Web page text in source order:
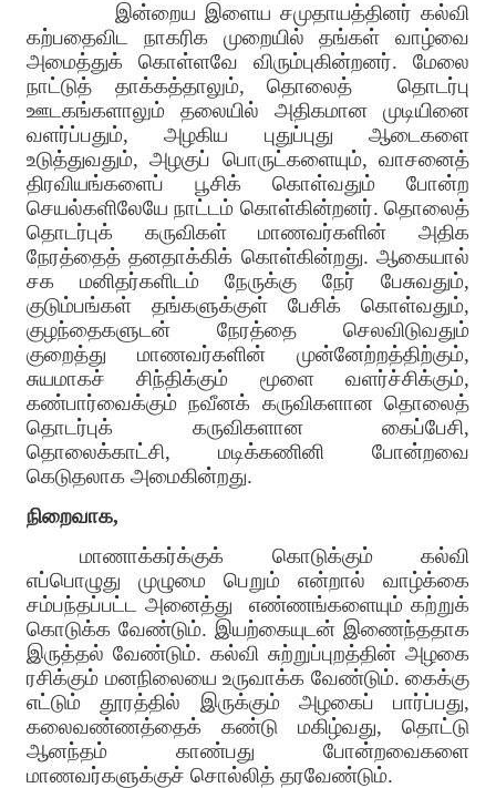
இன்றைய இளைய சமுதாயத்தினர் கல்வி
கற்பதைவிட நாகரிக முறையில் தங்கள் வாழ்வை
அமைத்துக் கொள்ளவே விரும்புகின்றனர். மேலை
நாட்டுத் தாக்கத்தாலும், தொலைத்
தொடர்பு
ஊடகங்களாலும் தலையில் அதிகமான முடியினை
வளர்ப்பதும், அழகிய புதுப்புது ஆடைகளை
உடுத்துவதும், அழகுப் பொருட்களையும், வாசனைத்
திரவியங்களைப் பூசிக் கொள்வதும் போன்ற
செயல்களிலேயே நாட்டம் கொள்கின்றனர். தொலைத்
தொடர்புக் கருவிகள் மாணவர்களின் அதிக
நேரத்தைத் தனதாக்கிக் கொள்கின்றது. ஆகையால்
சக மனிதர்களிடம் நேருக்கு நேர் பேசுவதும்,
குடும்பங்கள் தங்களுக்குள் பேசிக் கொள்வதும்,
குழந்தைகளுடன் நேரத்தை செலவிடுவதும்
குறைத்து மாணவர்களின் முன்னேற்றத்திற்கும்,
சுயமாகச் சிந்திக்கும் மூளை வளர்ச்சிக்கும்,
கண்பார்வைக்கும் நவீனக் கருவிகளான தொலைத்
தொடர்புக் கருவிகளான கைப்பேசி,
தொலைக்காட்சி, மடிக்கணினி போன்றவை
கெடுதலாக அமைகின்றது.
நிறைவாக,
மாணாக்கர்க்குக் கொடுக்கும் கல்வி
எப்பொழுது முழுமை பெறும் என்றால் வாழ்க்கை
சம்பந்தப்பட்ட அனைத்து
எண்ணங்களையும் கற்றுக்
கொடுக்க வேண்டும். இயற்கையுடன் இணைந்ததாக
இருத்தல் வேண்டும். கல்வி சுற்றுப்புறத்தின் அழகை
ரசிக்கும் மனநிலையை உருவாக்க வேண்டும். கைக்கு
எட்டும் தூரத்தில் இருக்கும் அழகைப் பார்ப்பது,
கலைவண்ணத்தைக் கண்டு மகிழ்வது, தொட்டு
ஆனந்தம் காண்பது போன்றவைகளை
மாணவர்களுக்குச் சொல்லித் தரவேண்டும்.